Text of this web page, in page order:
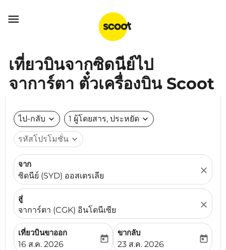

เที่ยวบินจากซิดนีย์ไป
จาการ์ตา ตั๋วเครื่องบิน Scoot
ไป-กลับ expand_more 1 ผู้โดยสาร, ประหยัด expand_more
รหัสโปรโมชั่น expand_more
จาก
ซิดนีย์ (SYD) ออสเตรเลีย
close
สู่
จาการ์ตา (CGK) อินโดนีเซีย
close
เที่ยวบินขาออก
fc-booking-departure-date-aria-label
16 ส.ค. 2026
today
ขากลับ
fc-booking-return-date-
23 ส.ค. 2026
today